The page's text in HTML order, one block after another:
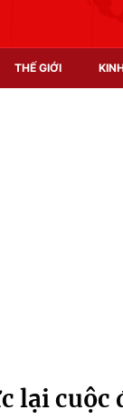
THẾ GIỚI
lại cuộc